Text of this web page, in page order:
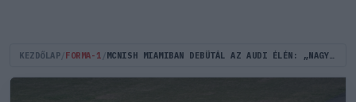
KEZDŐLAP FORMA-1 MCNISH MIAMIBAN DEBÜTÁL AZ AUDI ÉLÉN: „NAGY BÜSZKESÉG, MOST KIDERÜL, HOL TARTUNK”